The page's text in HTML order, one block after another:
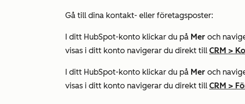
Gå till dina kontakt- eller företagsposter:
I ditt HubSpot-konto klickar du på Mer och
visas i ditt konto navigerar du direkt till CRM >
I ditt HubSpot-konto klickar du på Mer och
visas i ditt konto navigerar du direkt till CRM >